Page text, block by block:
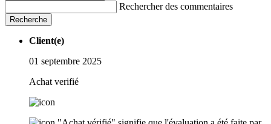
Rechercher des commentaires
Recherche
Client(e)
01 septembre 2025
Achat verifié